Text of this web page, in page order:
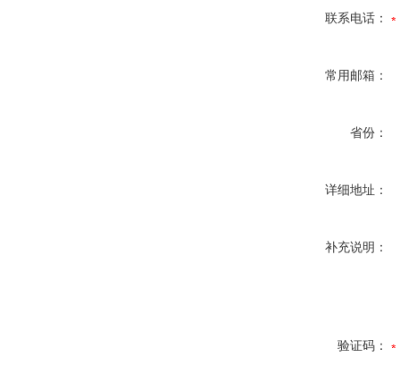
联系电话：
常用邮箱：
省份：
详细地址：
补充说明：
验证码：